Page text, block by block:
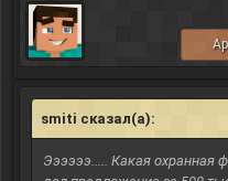
smiti сказал(а):
Ээээээ..... Какая охранная